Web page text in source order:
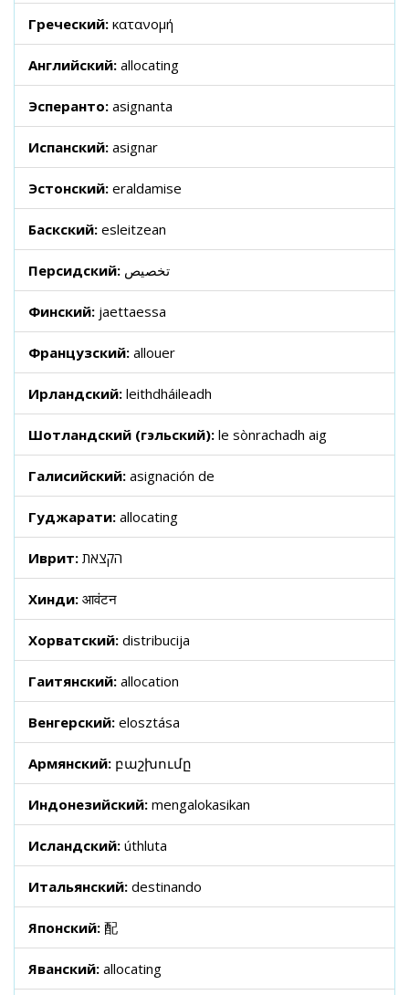
Греческий: κατανομή
Английский: allocating
Эсперанто: asignanta
Испанский: asignar
Эстонский: eraldamise
Баскский: esleitzean
Персидский: تخصیص
Финский: jaettaessa
Французский: allouer
Ирландский: leithdháileadh
Шотландский (гэльский): le sònrachadh aig
Галисийский: asignación de
Гуджарати: allocating
Иврит: הקצאת
Хинди: आवंटन
Хорватский: distribucija
Гаитянский: allocation
Венгерский: elosztása
Армянский: բաշխումը
Индонезийский: mengalokasikan
Исландский: úthluta
Итальянский: destinando
Японский: 配
Яванский: allocating